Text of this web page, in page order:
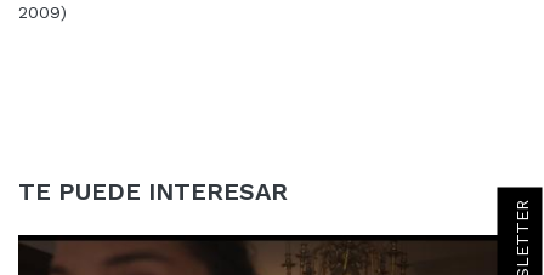
2009)
TE PUEDE INTERESAR